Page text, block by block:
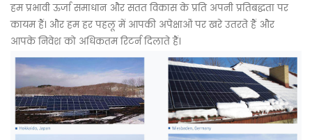
हम प्रभावी ऊर्जा समाधान और सतत विकास के प्रति अपनी प्रतिबद्धता पर
कायम हैं। और हम हर पहलू में आपकी अपेक्षाओं पर खरे उतरते हैं और
आपके निवेश को अधिकतम रिटर्न दिलाते हैं।